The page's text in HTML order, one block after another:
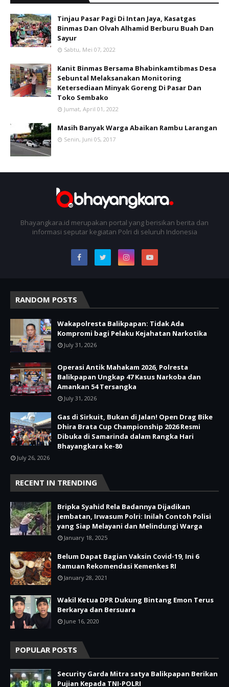
Tinjau Pasar Pagi Di Intan Jaya, Kasatgas
Binmas Dan Olvah Alhamid Berburu Buah Dan
Sayur
Sabtu, Mei 07, 2022
Kanit Binmas Bersama Bhabinkamtibmas Desa
Sebuntal Melaksanakan Monitoring
Ketersediaan Minyak Goreng Di Pasar Dan
Toko Sembako
Jumat, April 01, 2022
Masih Banyak Warga Abaikan Rambu Larangan
Senin, Juni 05, 2017
Bhayangkara.id merupakan portal yang berisikan berita dan
informasi seputar kegiatan Polri di seluruh Indonesia
RANDOM POSTS
Wakapolresta Balikpapan: Tidak Ada
Kompromi bagi Pelaku Kejahatan Narkotika
July 31, 2026
Operasi Antik Mahakam 2026, Polresta
Balikpapan Ungkap 47 Kasus Narkoba dan
Amankan 54 Tersangka
July 31, 2026
Gas di Sirkuit, Bukan di Jalan! Open Drag Bike
Dhira Brata Cup Championship 2026 Resmi
Dibuka di Samarinda dalam Rangka Hari
Bhayangkara ke-80
July 26, 2026
RECENT IN TRENDING
Bripka Syahid Rela Badannya Dijadikan
jembatan, Irwasum Polri: Inilah Contoh Polisi
yang Siap Melayani dan Melindungi Warga
January 18, 2025
Belum Dapat Bagian Vaksin Covid-19, Ini 6
Ramuan Rekomendasi Kemenkes RI
January 28, 2021
Wakil Ketua DPR Dukung Bintang Emon Terus
Berkarya dan Bersuara
June 16, 2020
POPULAR POSTS
Security Garda Mitra satya Balikpapan Berikan
Pujian Kepada TNI-POLRI